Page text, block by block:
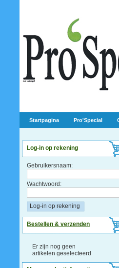
Startpagina Pro'Special
Log-in op rekening
Gebruikersnaam:
Wachtwoord:
Bestellen & verzenden
Er zijn nog geen
artikelen geselecteerd